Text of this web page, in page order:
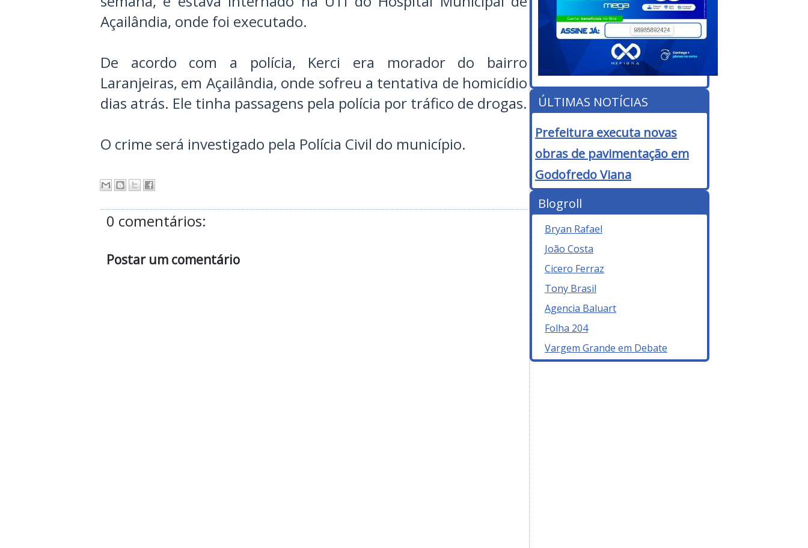
Açailândia, onde foi executado.
De acordo com a polícia, Kerci era morador do bairro
Laranjeiras, em Açailândia, onde sofreu a tentativa de homicídio
dias atrás. Ele tinha passagens pela polícia por tráfico de drogas.
O crime será investigado pela Polícia Civil do município.
0 comentários:
Postar um comentário
ÚLTIMAS NOTÍCIAS
Prefeitura executa novas
obras de pavimentação em
Godofredo Viana
Blogroll
Bryan Rafael
João Costa
Cicero Ferraz
Tony Brasil
Agencia Baluart
Folha 204
Vargem Grande em Debate